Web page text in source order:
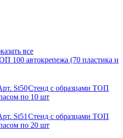
все
100 автокрепежа (70 пластика и
St50Стенд с образцами ТОП
по 10 шт
St51 Стенд с образцами ТОП
по 20 шт